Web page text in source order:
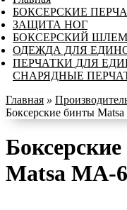
БОКСЕРСКИЕ
ЗАЩИТА НОГ
БОКСЕРСКИЙ ШЛЕМ
ОДЕЖДА ДЛЯ
ПЕРЧАТКИ ДЛЯ
СНАРЯДНЫЕ
Главная »
Боксерские бинты
Matsa MA-